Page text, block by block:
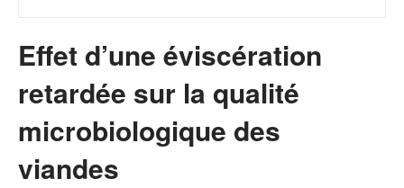
Effet d’une éviscération
retardée sur la qualité
microbiologique des
viandes